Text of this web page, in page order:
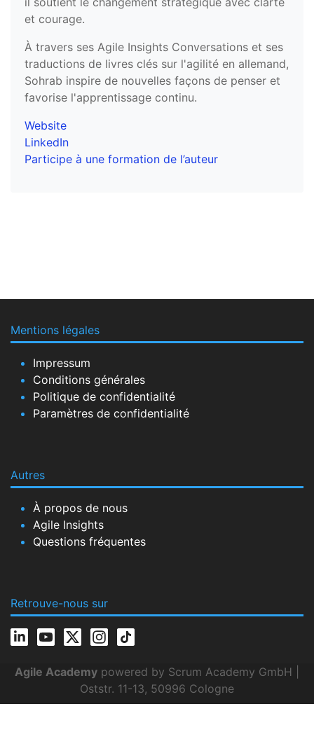
et courage.
À travers ses Agile Insights Conversations et ses
traductions de livres clés sur l'agilité en allemand,
Sohrab inspire de nouvelles façons de penser et
favorise l'apprentissage continu.
Website
LinkedIn
Participe à une formation de l’auteur
Mentions légales
Impressum
Conditions générales
Politique de confidentialité
Paramètres de confidentialité
Autres
À propos de nous
Agile Insights
Questions fréquentes
Retrouve-nous sur
Agile Academy powered by Scrum Academy GmbH |
Oststr. 11-13, 50996 Cologne